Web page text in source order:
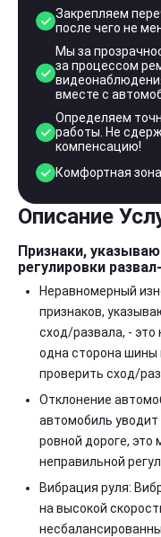
Закрепляем
после чего не
Мы за
за процессом
вместе с
Определяем
работы. Не
компенсацию!
Комфортная
Описание
Признаки,
регулировки
Неравномерный
признаков,
сход/развала, -
одна сторона шины
проверить сход/
Отклонение
автомобиль
ровной дороге, это
неправильной
Вибрация руля:
на высокой